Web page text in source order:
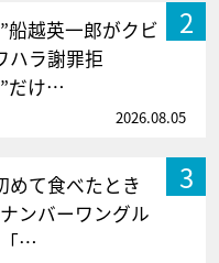
2
船越英一郎がクビ
ハラ謝罪拒
だけ…
2026.08.05
3
めて食べたとき
ンバーワングル
「…